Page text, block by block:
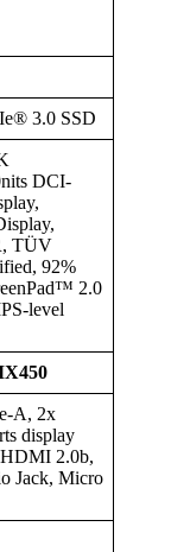
3.0 SSD
DCI-
TÜV
92%
2.0
level
A, 2x
display
2.0b,
Jack, Micro